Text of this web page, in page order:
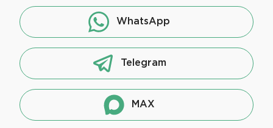
WhatsApp
Telegram
MAX